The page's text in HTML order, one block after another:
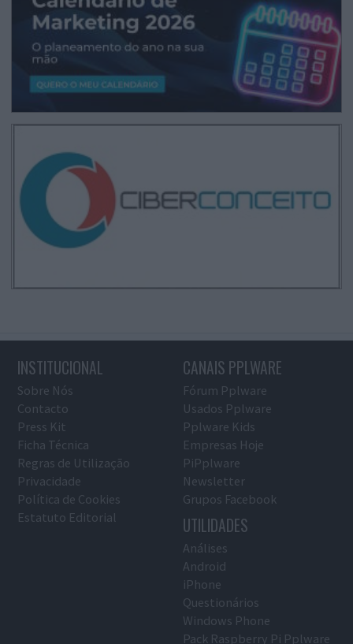
INSTITUCIONAL
Sobre Nós
Contacto
Press Kit
Ficha Técnica
Regras de Utilização
Privacidade
Política de Cookies
Estatuto Editorial
CANAIS PPLWARE
Fórum Pplware
Usados Pplware
Pplware Kids
Empresas Hoje
PiPplware
Newsletter
Grupos Facebook
UTILIDADES
Análises
Android
iPhone
Questionários
Windows Phone
Pack Raspberry Pi Pplware